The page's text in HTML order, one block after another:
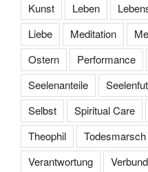
Kunst
Leben
Liebe
Meditation
Ostern
Performance
Seelenanteile
Selbst
Spiritual Care
Theophil
Todesmarsch
Verantwortung